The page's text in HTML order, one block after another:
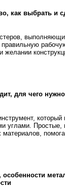
как выбрать и
желании
для чего
углами. Простые,